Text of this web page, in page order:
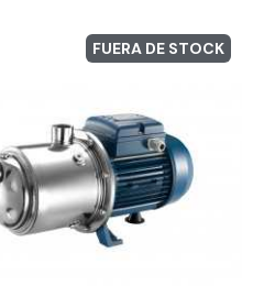
FUERA DE STOCK